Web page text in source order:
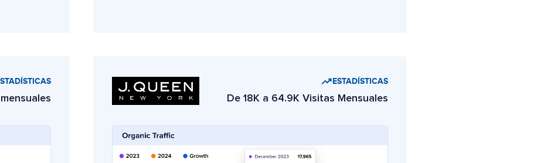
ESTADÍSTICAS
De 18K a 64.9K Visitas Mensuales